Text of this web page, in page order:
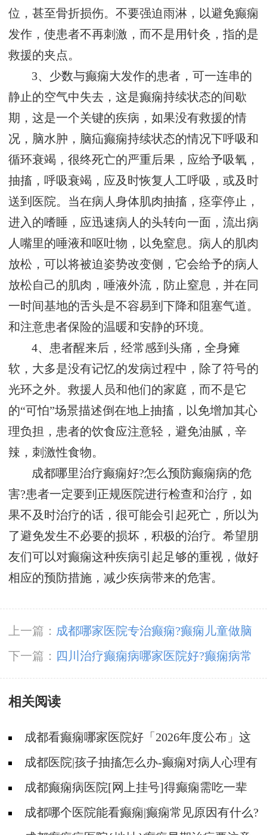
位，甚至骨折损伤。不要强迫雨淋，以避免癫痫
发作，使患者不再刺激，而不是用针灸，指的是
救援的夹点。
3、少数与癫痫大发作的患者，可一连串的
静止的空气中失去，这是癫痫持续状态的间歇
期，这是一个关键的疾病，如果没有救援的情
况，脑水肿，脑疝癫痫持续状态的情况下呼吸和
循环衰竭，很终死亡的严重后果，应给予吸氧，
抽搐，呼吸衰竭，应及时恢复人工呼吸，或及时
送到医院。当在病人身体肌肉抽搐，痉挛停止，
进入的嗜睡，应迅速病人的头转向一面，流出病
人嘴里的唾液和呕吐物，以免窒息。病人的肌肉
放松，可以将被迫姿势改变侧，它会给予的病人
放松自己的肌肉，唾液外流，防止窒息，并在同
一时间基地的舌头是不容易到下降和阻塞气道。
和注意患者保险的温暖和安静的环境。
4、患者醒来后，经常感到头痛，全身瘫
软，大多是没有记忆的发病过程中，除了符号的
光环之外。救援人员和他们的家庭，而不是它
的“可怕”场景描述倒在地上抽搐，以免增加其心
理负担，患者的饮食应注意轻，避免油腻，辛
辣，刺激性食物。
成都哪里治疗癫痫好?怎么预防癫痫病的危
害?患者一定要到正规医院进行检查和治疗，如
果不及时治疗的话，很可能会引起死亡，所以为
了避免发生不必要的损坏，积极的治疗。希望朋
友们可以对癫痫这种疾病引起足够的重视，做好
相应的预防措施，减少疾病带来的危害。
上一篇： 成都哪家医院专治癫痫?癫痫儿童做脑
电图对身体有伤害吗?
下一篇：
四川治疗癫痫病哪家医院好?癫痫病常
见的治疗方法有哪些?
相关阅读
成都看癫痫哪家医院好「2026年度公布」这
些遗传病可能伴有癫痫发生
成都医院|孩子抽搐怎么办-癫痫对病人心理有
影响吗?
成都癫痫病医院[网上挂号]得癫痫需吃一辈
子药吗?
成都哪个医院能看癫痫|癫痫常见原因有什么?